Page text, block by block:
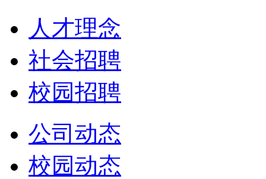
人才理念
社会招聘
校园招聘
公司动态
校园动态